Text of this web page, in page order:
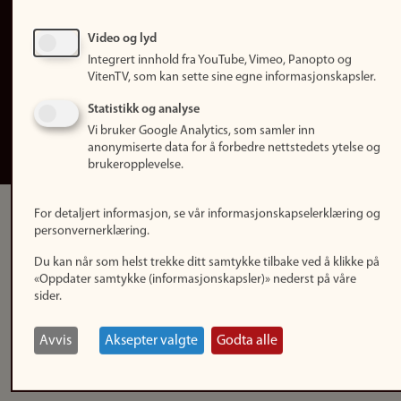
Tilgjengelighetserklæring
Rediger din ansattside
English
Video og lyd
Integrert innhold fra YouTube, Vimeo, Panopto og
VitenTV, som kan sette sine egne informasjonskapsler.
Statistikk og analyse
Vi bruker Google Analytics, som samler inn
anonymiserte data for å forbedre nettstedets ytelse og
brukeropplevelse.
For detaljert informasjon, se vår informasjonskapselerklæring og
personvernerklæring.
Du kan når som helst trekke ditt samtykke tilbake ved å klikke på
«Oppdater samtykke (informasjonskapsler)» nederst på våre
sider.
Avvis Aksepter valgte Godta alle